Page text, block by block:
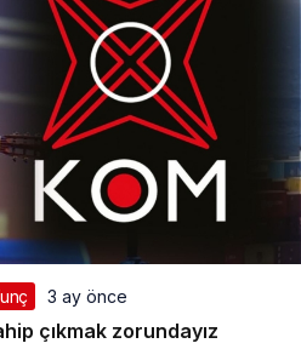
3 ay önce
çıkmak zorundayız